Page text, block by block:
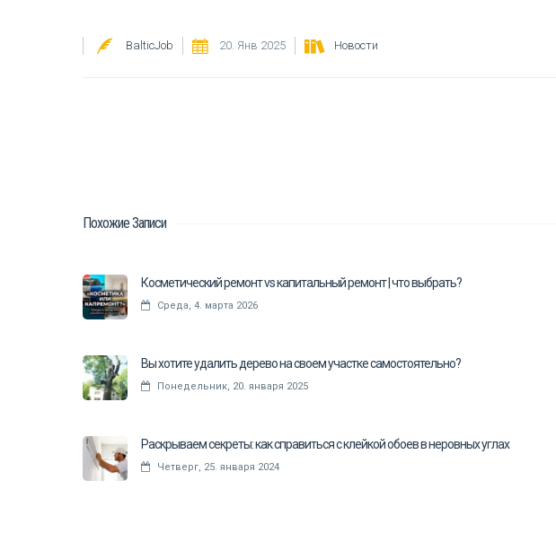
BalticJob 20. Янв 2025 Новости
Похожие Записи
Косметический ремонт vs капитальный ремонт | что выбрать?
Среда, 4. марта 2026
Вы хотите удалить дерево на своем участке самостоятельно?
Понедельник, 20. января 2025
Раскрываем секреты: как справиться с клейкой обоев в неровных углах
Четверг, 25. января 2024